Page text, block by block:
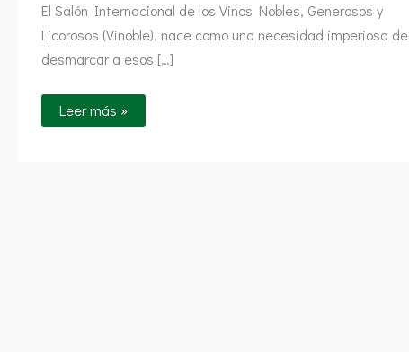
El Salón Internacional de los Vinos Nobles, Generosos y
Licorosos (Vinoble), nace como una necesidad imperiosa de
desmarcar a esos […]
Leer más »